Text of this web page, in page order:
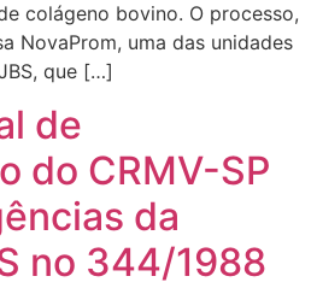
colágeno bovino. O processo,
NovaProm, uma das unidades
que […]
de
do CRMV-SP
da
no 344/1988